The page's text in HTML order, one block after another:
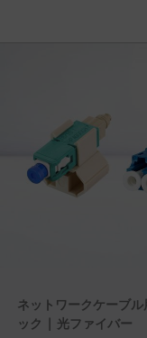
ネットワークケーブル
ック | 光ファイバー